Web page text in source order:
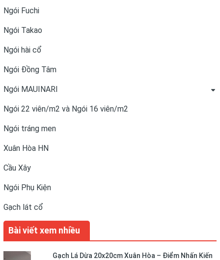
Ngói Fuchi
Ngói Takao
Ngói hài cổ
Ngói Đồng Tâm
Ngói MAUINARI
Ngói 22 viên/m2 và Ngói 16 viên/m2
Ngói tráng men
Xuân Hòa HN
Cầu Xây
Ngói Phụ Kiện
Gạch lát cổ
Bài viết xem nhiều
Gạch Lá Dừa 20x20cm Xuân Hòa – Điểm Nhấn Kiến